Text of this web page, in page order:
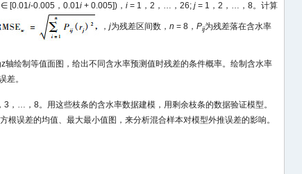
∈ [0.01i-0.005，0.01i + 0.005])，i = 1，2，…，26;j = 1，2，…，8。计算
，j为残差区间数，n = 8，Pij为残差落在含水率
z轴绘制等值面图，给出不同含水率预测值时残差的条件概率。绘制含水率
差。
3，…，8。用这些枝条的含水率数据建模，用剩余枝条的数据验证模型。
误差的均值、最大最小值图，来分析混合样本对模型外推误差的影响。